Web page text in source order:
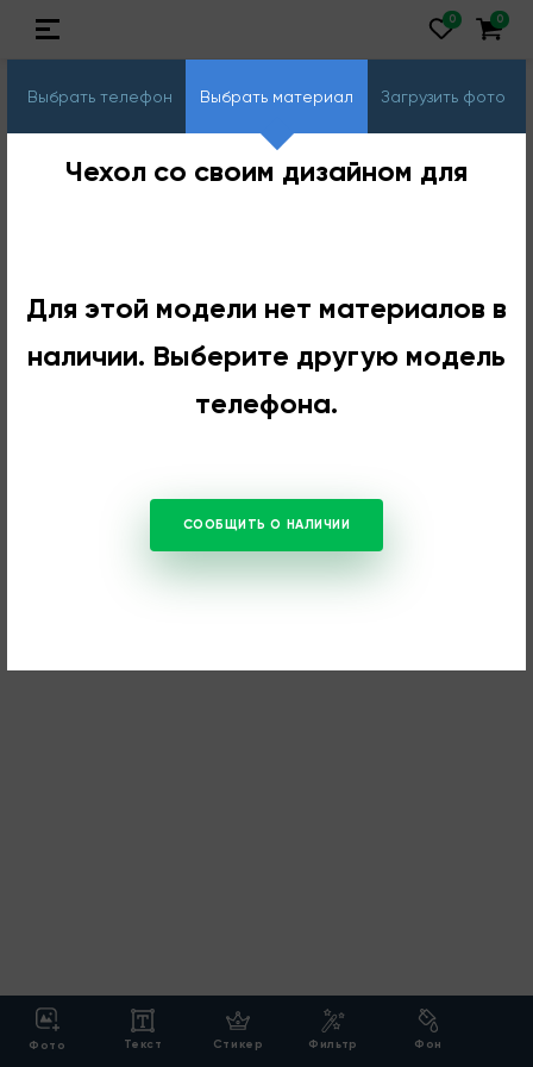
Выбрать телефон Выбрать материал Загрузить фото
Чехол со своим дизайном для
Для этой модели нет материалов в
наличии. Выберите другую модель
телефона.
СООБЩИТЬ О НАЛИЧИИ
Фото Текст Стикер Фильтр Фон